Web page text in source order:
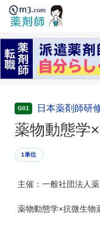
G01 日本薬剤師研
薬物動態学
1単位
主催：一般社団法人
薬物動態学×抗微生物